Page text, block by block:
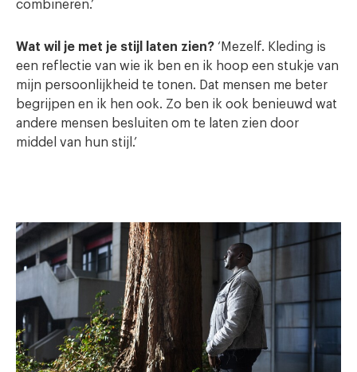
combineren.’
Wat wil je met je stijl laten zien? ‘Mezelf. Kleding is
een reflectie van wie ik ben en ik hoop een stukje van
mijn persoonlijkheid te tonen. Dat mensen me beter
begrijpen en ik hen ook. Zo ben ik ook benieuwd wat
andere mensen besluiten om te laten zien door
middel van hun stijl.’